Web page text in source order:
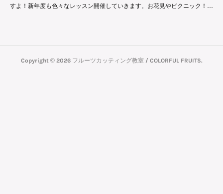
すよ！新年度も色々なレッスン開催していきます。お花見やピクニック！…
Copyright © 2026 フルーツカッティング教室 / COLORFUL FRUITS.